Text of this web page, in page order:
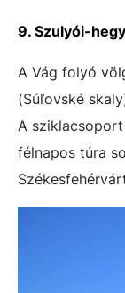
9. Szulyói-
A Vág folyó
(Súľovské
A
félnapos túra